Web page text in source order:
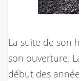
La suite de son
son ouverture.
début des